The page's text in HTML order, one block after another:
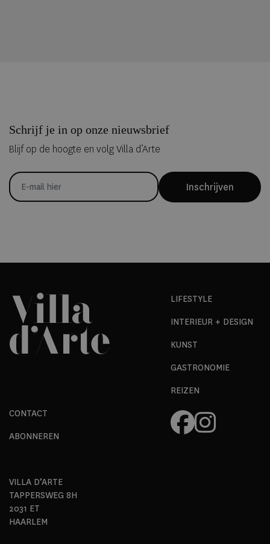
Schrijf je in op onze nieuwsbrief
Blijf op de hoogte en volg Villa d’Arte
Inschrijven
LIFESTYLE
INTERIEUR + DESIGN
KUNST
GASTRONOMIE
REIZEN
CONTACT
ABONNEREN
VILLA D’ARTE
TAPPERSWEG 8H
2031 ET
HAARLEM